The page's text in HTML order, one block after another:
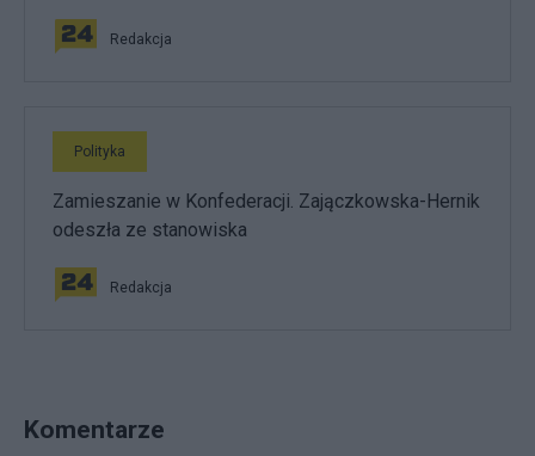
Redakcja
Polityka
Zamieszanie w Konfederacji. Zajączkowska-Hernik
odeszła ze stanowiska
Redakcja
Komentarze